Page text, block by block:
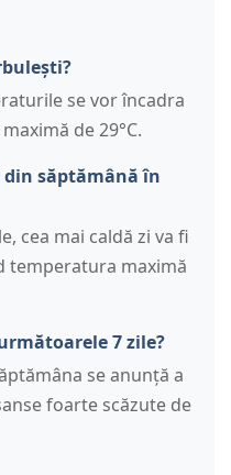
se vor încadra
de 29°C.
din săptămână în
cea mai caldă zi va fi
temperatura maximă
7 zile?
se anunță a
foarte scăzute de